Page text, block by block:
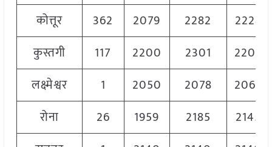
कोत्तूर
362 2079 2282
2228
कुस्तगी
117 2200 2301
2208
लक्ष्मेश्वर
1 2050 2078
2068
रोना
26 1959 2185
2145